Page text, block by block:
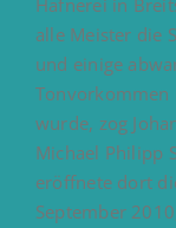
Häfnerei in
alle Meister die
und einige
Tonvorkommen
wurde, zog
Michael Philipp
eröffnete dort
September